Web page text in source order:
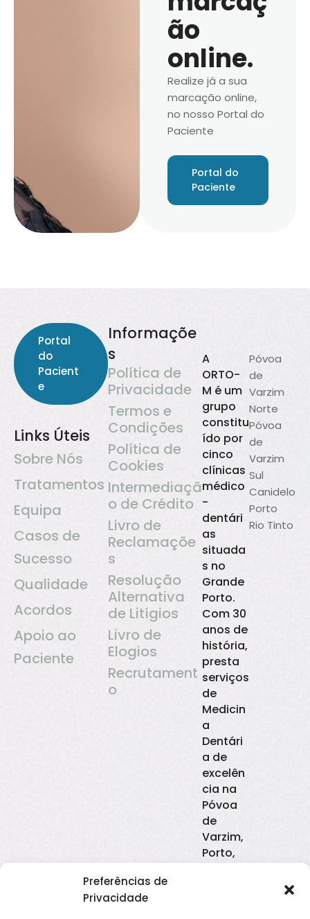
Preferências de
Privacidade
ão
online.
Realize já a sua
marcação online,
no nosso Portal do
Paciente
Portal do
Paciente
Portal
do
Pacient
e
Links Úteis
Sobre Nós
Tratamentos
Equipa
Casos de
Sucesso
Qualidade
Acordos
Apoio ao
Paciente
Informaçõe
s
Política de
Privacidade
Termos e
Condições
Política de
Cookies
Intermediaçã
o de Crédito
Livro de
Reclamaçõe
s
Resolução
Alternativa
de Litígios
Livro de
Elogios
Recrutament
o
A
ORTO-
M é um
grupo
constitu
ído por
cinco
clínicas
médico
-
dentári
as
situada
s no
Grande
Porto.
Com 30
anos de
história,
presta
serviços
de
Medicin
a
Dentári
a de
excelên
cia na
Póvoa
de
Varzim,
Porto,
Canidel
Póvoa
de
Varzim
Norte
Póvoa
de
Varzim
Sul
Canidelo
Porto
Rio Tinto